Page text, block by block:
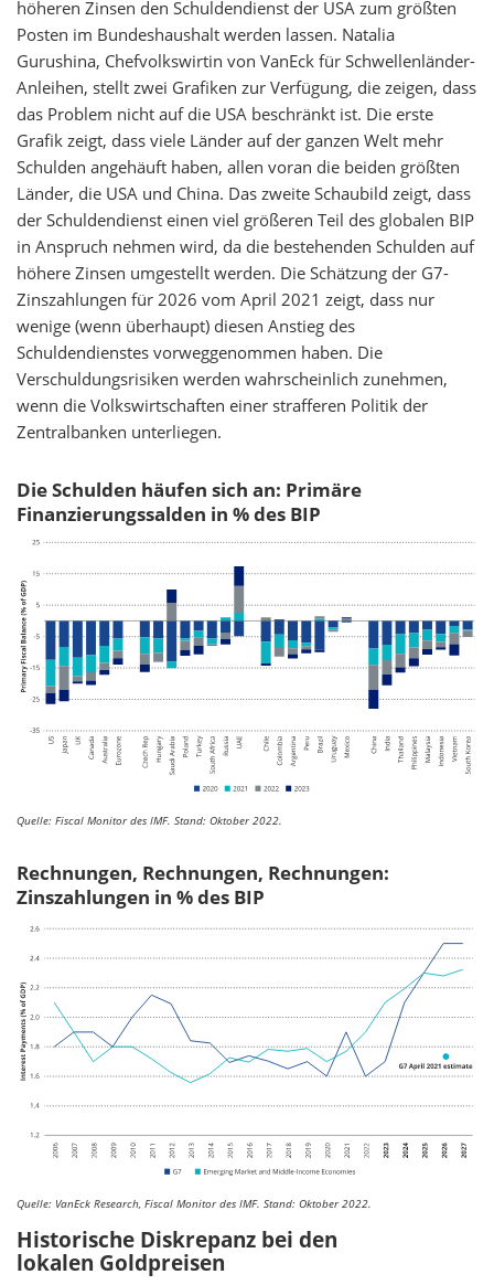
höheren Zinsen den Schuldendienst der USA zum größten
Posten im Bundeshaushalt werden lassen. Natalia
Gurushina, Chefvolkswirtin von VanEck für Schwellenländer-
Anleihen, stellt zwei Grafiken zur Verfügung, die zeigen, dass
das Problem nicht auf die USA beschränkt ist. Die erste
Grafik zeigt, dass viele Länder auf der ganzen Welt mehr
Schulden angehäuft haben, allen voran die beiden größten
Länder, die USA und China. Das zweite Schaubild zeigt, dass
der Schuldendienst einen viel größeren Teil des globalen BIP
in Anspruch nehmen wird, da die bestehenden Schulden auf
höhere Zinsen umgestellt werden. Die Schätzung der G7-
Zinszahlungen für 2026 vom April 2021 zeigt, dass nur
wenige (wenn überhaupt) diesen Anstieg des
Schuldendienstes vorweggenommen haben. Die
Verschuldungsrisiken werden wahrscheinlich zunehmen,
wenn die Volkswirtschaften einer strafferen Politik der
Zentralbanken unterliegen.
Die Schulden häufen sich an: Primäre
Finanzierungssalden in % des BIP
Quelle: Fiscal Monitor des IMF. Stand: Oktober 2022.
Rechnungen, Rechnungen, Rechnungen:
Zinszahlungen in % des BIP
Quelle: VanEck Research, Fiscal Monitor des IMF. Stand: Oktober 2022.
Historische Diskrepanz bei den
lokalen Goldpreisen